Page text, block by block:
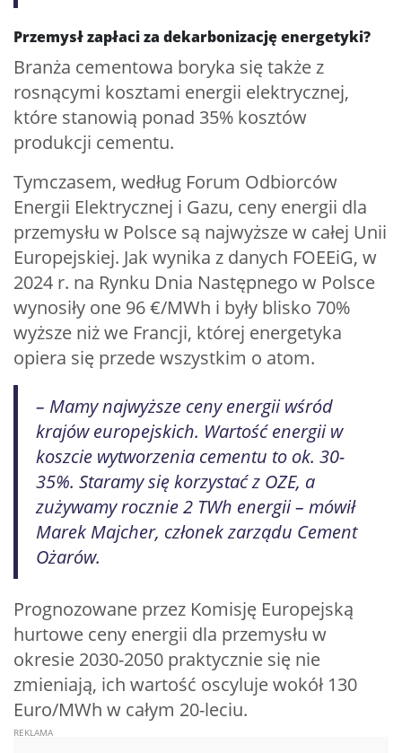
Przemysł zapłaci za dekarbonizację energetyki?
Branża cementowa boryka się także z
rosnącymi kosztami energii elektrycznej,
które stanowią ponad 35% kosztów
produkcji cementu.
Tymczasem, według Forum Odbiorców
Energii Elektrycznej i Gazu, ceny energii dla
przemysłu w Polsce są najwyższe w całej Unii
Europejskiej. Jak wynika z danych FOEEiG, w
2024 r. na Rynku Dnia Następnego w Polsce
wynosiły one 96 €/MWh i były blisko 70%
wyższe niż we Francji, której energetyka
opiera się przede wszystkim o atom.
– Mamy najwyższe ceny energii wśród
krajów europejskich. Wartość energii w
koszcie wytworzenia cementu to ok. 30-
35%. Staramy się korzystać z OZE, a
zużywamy rocznie 2 TWh energii – mówił
Marek Majcher, członek zarządu Cement
Ożarów.
Prognozowane przez Komisję Europejską
hurtowe ceny energii dla przemysłu w
okresie 2030-2050 praktycznie się nie
zmieniają, ich wartość oscyluje wokół 130
Euro/MWh w całym 20-leciu.